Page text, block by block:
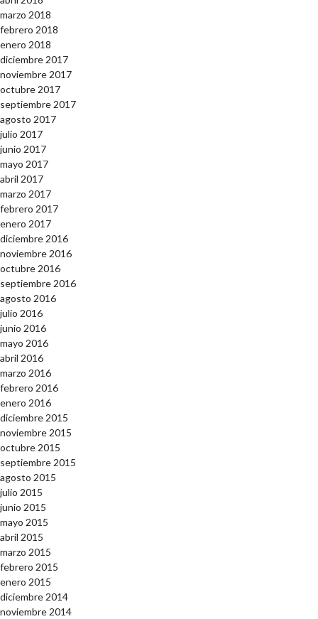
marzo 2018
febrero 2018
enero 2018
diciembre 2017
noviembre 2017
octubre 2017
septiembre 2017
agosto 2017
julio 2017
junio 2017
mayo 2017
abril 2017
marzo 2017
febrero 2017
enero 2017
diciembre 2016
noviembre 2016
octubre 2016
septiembre 2016
agosto 2016
julio 2016
junio 2016
mayo 2016
abril 2016
marzo 2016
febrero 2016
enero 2016
diciembre 2015
noviembre 2015
octubre 2015
septiembre 2015
agosto 2015
julio 2015
junio 2015
mayo 2015
abril 2015
marzo 2015
febrero 2015
enero 2015
diciembre 2014
noviembre 2014